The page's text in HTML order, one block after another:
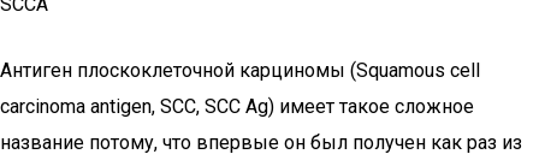
Антиген плоскоклеточной карциномы (Squamous cell
carcinoma antigen, SCC, SCC Ag) имеет такое сложное
название потому, что впервые он был получен как раз из